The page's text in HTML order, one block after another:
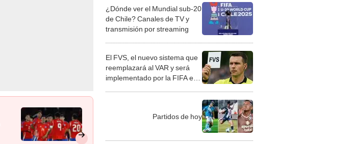
¿Dónde ver el Mundial sub-20
de Chile? Canales de TV y
transmisión por streaming
El FVS, el nuevo sistema que
reemplazará al VAR y será
implementado por la FIFA en
Partidos de hoy